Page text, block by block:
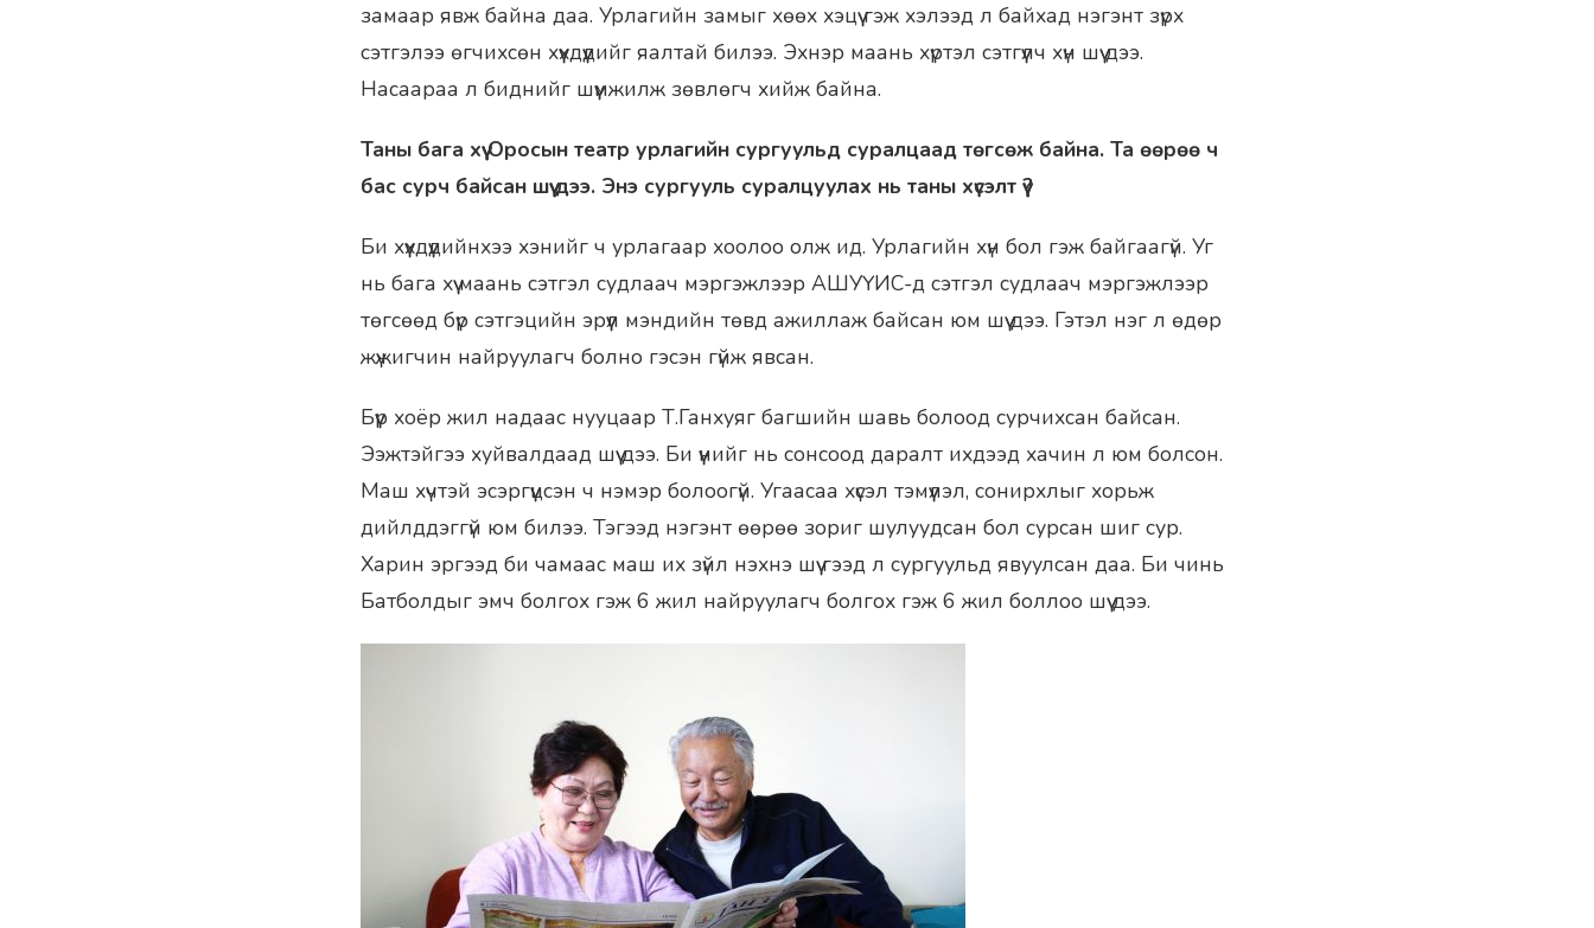
замаар явж байна даа. Урлагийн замыг хөөх хэцүү гэж хэлээд л байхад нэгэнт зүрх
сэтгэлээ өгчихсөн хүүхдүүдийг яалтай билээ. Эхнэр маань хүртэл сэтгүүлч хүн шүү дээ.
Насаараа л биднийг шүүмжилж зөвлөгч хийж байна.
Таны бага хүү Оросын театр урлагийн сургуульд суралцаад төгсөж байна. Та өөрөө ч
бас сурч байсан шүү дээ. Энэ сургууль суралцуулах нь таны хүсэлт үү?
Би хүүхдүүдийнхээ хэнийг ч урлагаар хоолоо олж ид. Урлагийн хүн бол гэж байгаагүй. Уг
нь бага хүү маань сэтгэл судлаач мэргэжлээр АШУҮИС-д сэтгэл судлаач мэргэжлээр
төгсөөд бүр сэтгэцийн эрүүл мэндийн төвд ажиллаж байсан юм шүү дээ. Гэтэл нэг л өдөр
жүжигчин найруулагч болно гэсэн гүйж явсан.
Бүүр хоёр жил надаас нууцаар Т.Ганхуяг багшийн шавь болоод сурчихсан байсан.
Ээжтэйгээ хуйвалдаад шүү дээ. Би үүнийг нь сонсоод даралт ихдээд хачин л юм болсон.
Маш хүчтэй эсэргүүцсэн ч нэмэр болоогүй. Угаасаа хүсэл тэмүүлэл, сонирхлыг хорьж
дийлддэггүй юм билээ. Тэгээд нэгэнт өөрөө зориг шулуудсан бол сурсан шиг сур.
Харин эргээд би чамаас маш их зүйл нэхнэ шүү гээд л сургуульд явуулсан даа. Би чинь
Батболдыг эмч болгох гэж 6 жил найруулагч болгох гэж 6 жил боллоо шүү дээ.